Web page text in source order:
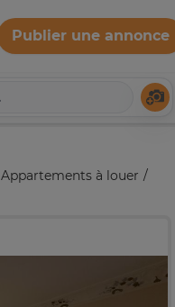
Publier une annonce
Appartements à louer